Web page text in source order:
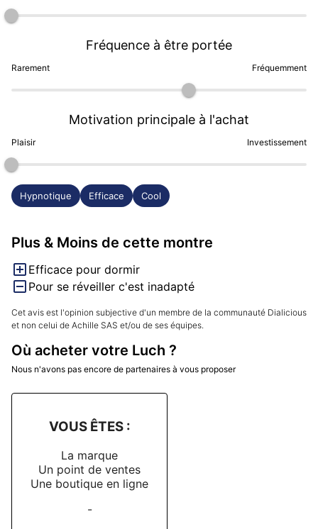
grandi depuis on écoutera  "Bonne nuit à ceux qui
https://www.youtube.com/watch?v=LRPmZ_ALkmY.5
Adjectifs : Apaisante, calme, nocturne, mignonne,
Rarement
Fréquence à être portée
Fréquemment
Plaisir
Motivation principale à l'achat
Investissement
Hypnotique Efficace Cool
Plus & Moins de cette montre
Efficace pour dormir
Pour se réveiller c'est inadapté
Cet avis est l'opinion subjective d'un membre de la communauté Dialicious
et non celui de Achille SAS et/ou de ses équipes.
Où acheter votre Luch ?
Nous n'avons pas encore de partenaires à vous proposer
VOUS ÊTES :
La marque
Un point de ventes
Une boutique en ligne
-